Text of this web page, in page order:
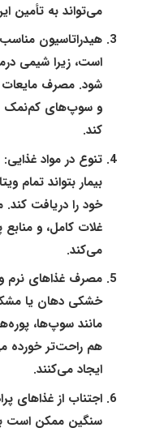
می‌تواند به تأمین
هیدراتاسیون
است، زیرا شیمی
شود. مصرف مایعات
و سوپ‌های کم‌نمک
کند.
تنوع در مواد غذایی:
بیمار بتواند تمام
خود را دریافت
غلات کامل، و منابع
می‌کند.
مصرف غذاهای نرم
خشکی دهان یا
مانند سوپ‌ها،
هم راحت‌تر خورده
ایجاد می‌کنند.
اجتناب از غذاهای
سنگین ممکن است